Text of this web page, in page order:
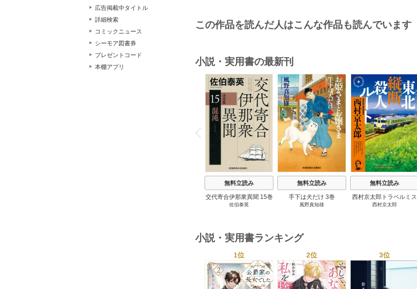
広告掲載中タイトル
詳細検索
コミックニュース
シーモア図書券
プレゼントコード
本棚アプリ
この作品を読んだ人はこんな作品も読んでいます
小説・実用書の最新刊
P
r
e
i
o
u
s
無料立読み
交代寄合伊那衆異聞 15巻
佐伯泰英
無料立読み
手下は犬だけ 3巻
風野真知雄
無料立読み
西村京太郎トラベルミス
テリー・セレクション 2
西村京太郎
小説・実用書ランキング
1位 2位 3位